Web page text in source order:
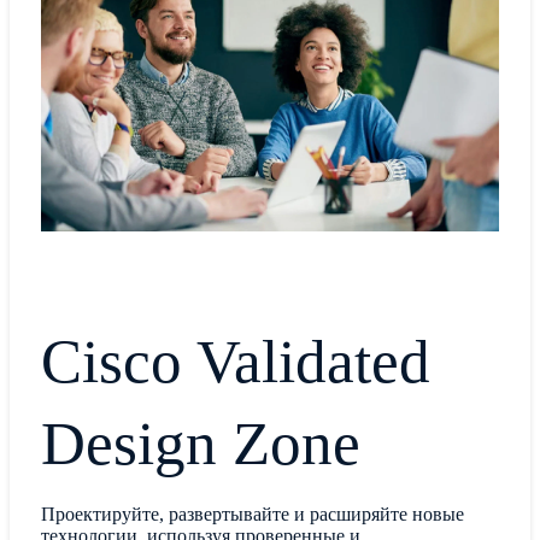
Cisco Validated
Design Zone
Проектируйте, развертывайте и расширяйте новые